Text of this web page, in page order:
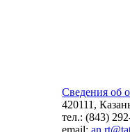
Сведения об
420111,
тел.: (843)
email: